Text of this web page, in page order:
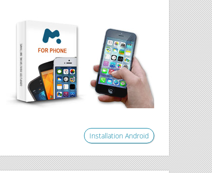
Installation Android